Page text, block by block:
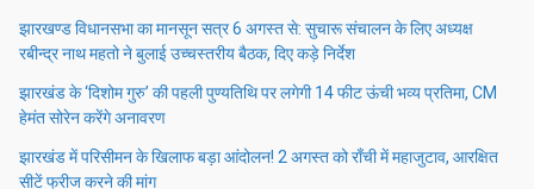
झारखण्ड विधानसभा का मानसून सत्र 6 अगस्त से: सुचारू संचालन के लिए अध्यक्ष
रबीन्द्र नाथ महतो ने बुलाई उच्चस्तरीय बैठक, दिए कड़े निर्देश
झारखंड के ‘दिशोम गुरु’ की पहली पुण्यतिथि पर लगेगी 14 फीट ऊंची भव्य प्रतिमा, CM
हेमंत सोरेन करेंगे अनावरण
झारखंड में परिसीमन के खिलाफ बड़ा आंदोलन! 2 अगस्त को राँची में महाजुटाव, आरक्षित
सीटें फ्रीज करने की मांग